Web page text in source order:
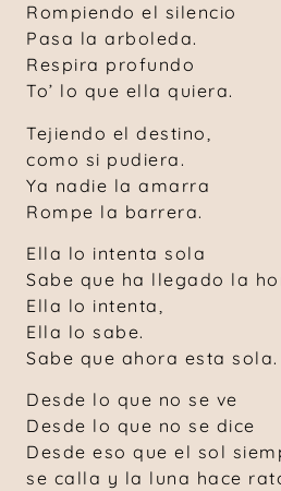
Rompiendo el silencio
Pasa la arboleda.
Respira profundo
To’ lo que ella quiera.
Tejiendo el destino,
como si pudiera.
Ya nadie la amarra
Rompe la barrera.
Ella lo intenta sola
Sabe que ha llegado la
Ella lo intenta,
Ella lo sabe.
Sabe que ahora esta sola.
Desde lo que no se ve
Desde lo que no se dice
Desde eso que el sol
se calla y la luna hace